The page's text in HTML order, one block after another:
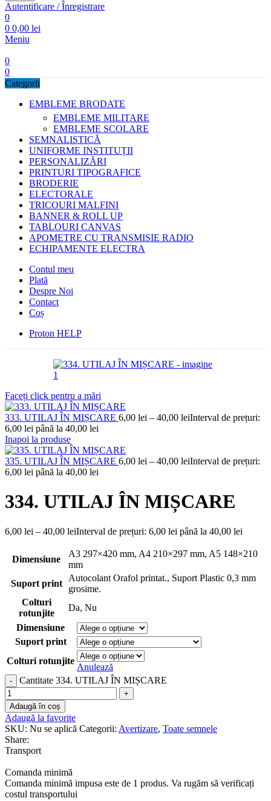
Autentificare / Înregistrare
0
0 0,00 lei
Meniu
0
0
Categorii
EMBLEME BRODATE
EMBLEME MILITARE
EMBLEME SCOLARE
SEMNALISTICĂ
UNIFORME INSTITUȚII
PERSONALIZĂRI
PRINTURI TIPOGRAFICE
BRODERIE
ELECTORALE
TRICOURI MALFINI
BANNER & ROLL UP
TABLOURI CANVAS
APOMETRE CU TRANSMISIE RADIO
ECHIPAMENTE ELECTRA
Contul meu
Plată
Despre Noi
Contact
Coș
Proton HELP
Faceți click pentru a mări
333. UTILAJ ÎN MIȘCARE 6,00 lei – 40,00 leiInterval de prețuri:
6,00 lei până la 40,00 lei
Inapoi la produse
335. UTILAJ ÎN MIȘCARE 6,00 lei – 40,00 leiInterval de prețuri:
6,00 lei până la 40,00 lei
334. UTILAJ ÎN MIȘCARE
6,00 lei – 40,00 leiInterval de prețuri: 6,00 lei până la 40,00 lei
Dimensiune
A3 297×420 mm, A4 210×297 mm, A5 148×210
mm
Suport print
Autocolant Orafol printat., Suport Plastic 0,3 mm
grosime.
Colturi
rotunjite
Da, Nu
Dimensiune
Suport print
Colturi rotunjite
Anulează
Cantitate 334. UTILAJ ÎN MIȘCARE
Adaugă în coș
Adaugă la favorite
SKU: Nu se aplică Categorii: Avertizare, Toate semnele
Share:
Transport
Comanda minimă
Comanda minimă impusa este de 1 produs. Va rugăm să verificați
costul transportului